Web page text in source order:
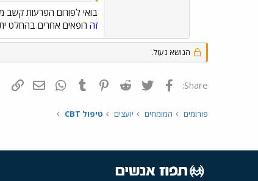
בואי לפורום הפרעות קשב
זה רופאים אחרים בהחלט
הנושא נעול.
Share: פייסבוק Twitter
Reddit
Pinterest
Tumblr
WhatsApp
דואר
פורומים המומחים יועצים טיפול CBT